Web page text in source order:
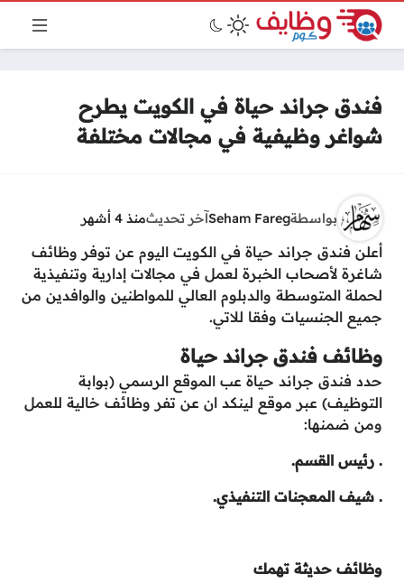
فندق جراند حياة في الكويت يطرح
شواغر وظيفية في مجالات مختلفة
بواسطةSeham Faregآخر تحديثمنذ 4 أشهر
أعلن فندق جراند حياة في الكويت اليوم عن توفر وظائف
شاغرة لأصحاب الخبرة لعمل في مجالات إدارية وتنفيذية
لحملة المتوسطة والدبلوم العالي للمواطنين والوافدين من
جميع الجنسيات وفقا للاتي.
وظائف فندق جراند حياة
حدد فندق جراند حياة عب الموقع الرسمي (بوابة
التوظيف) عبر موقع لينكد ان عن تفر وظائف خالية للعمل
ومن ضمنها:
. رئيس القسم.
. شيف المعجنات التنفيذي.
وظائف حديثة تهمك